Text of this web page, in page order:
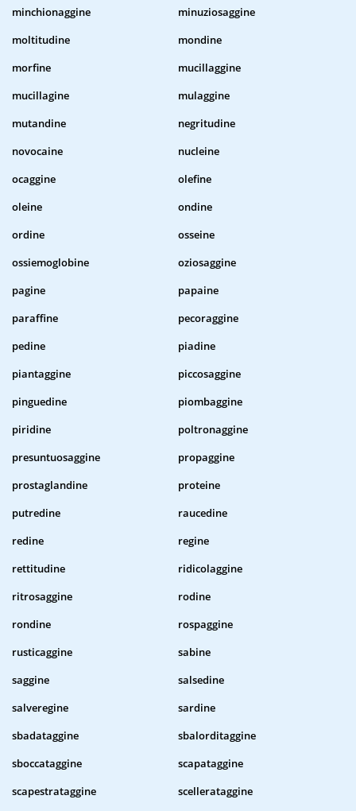
minchionaggine
minuziosaggine
moltitudine
mondine
morfine
mucillaggine
mucillagine
mulaggine
mutandine
negritudine
novocaine
nucleine
ocaggine
olefine
oleine
ondine
ordine
osseine
ossiemoglobine
oziosaggine
pagine
papaine
paraffine
pecoraggine
pedine
piadine
piantaggine
piccosaggine
pinguedine
piombaggine
piridine
poltronaggine
presuntuosaggine
propaggine
prostaglandine
proteine
putredine
raucedine
redine
regine
rettitudine
ridicolaggine
ritrosaggine
rodine
rondine
rospaggine
rusticaggine
sabine
saggine
salsedine
salveregine
sardine
sbadataggine
sbalorditaggine
sboccataggine
scapataggine
scapestrataggine
scellerataggine